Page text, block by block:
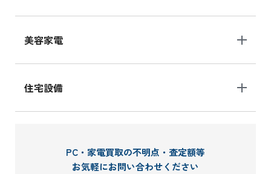
美容家電
住宅設備
PC・家電買取の不明点・査定額等
お気軽にお問い合わせください